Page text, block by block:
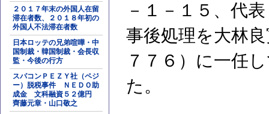
２０１７年末の外国人在留
滞在者数、２０１８年初の
外国人不法滞在者数
日本ロッテの兄弟喧嘩・中
国制裁・韓国制裁・会長収
監・今後の行方
スパコンＰＥＺＹ社（ペジ
ー）脱税事件 ＮＥＤＯ助
成金 文科融資５２億円
齊藤元章・山口敬之
－１－１５、代
事後処理を大林
７７６）に一任
た。